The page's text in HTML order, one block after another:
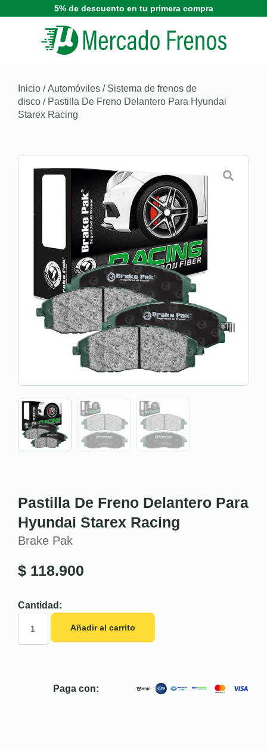
5% de descuento en tu primera compra
Inicio /Automóviles / Sistema de frenos de
disco / Pastilla De Freno Delantero Para Hyundai
Starex Racing
Pastilla De Freno Delantero Para
Hyundai Starex Racing
Brake Pak
$ 118.900
Cantidad:
Añadir al carrito
Paga con: